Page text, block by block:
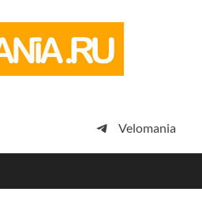
просто
Velomania